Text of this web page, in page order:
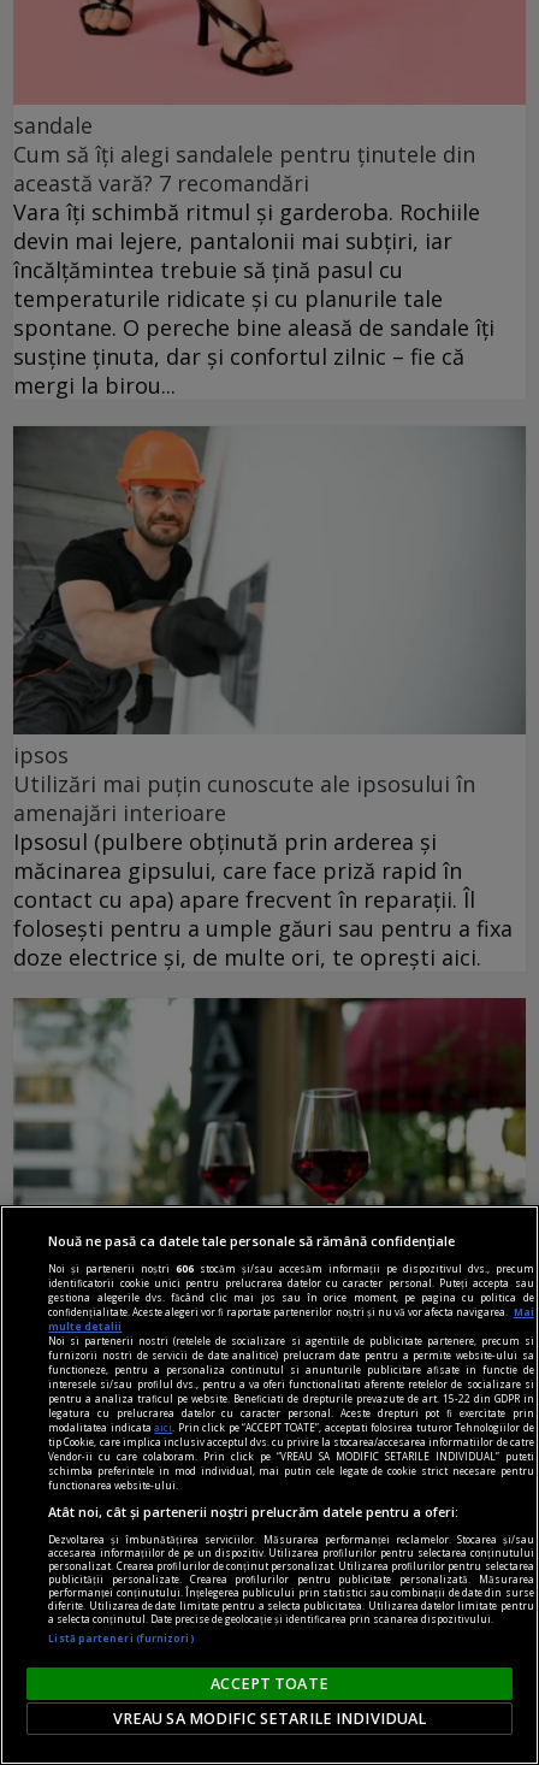
sandale
Cum să îți alegi sandalele pentru ținutele din
această vară? 7 recomandări
Vara îți schimbă ritmul și garderoba. Rochiile
devin mai lejere, pantalonii mai subțiri, iar
încălțămintea trebuie să țină pasul cu
temperaturile ridicate și cu planurile tale
spontane. O pereche bine aleasă de sandale îți
susține ținuta, dar și confortul zilnic – fie că
mergi la birou...
ipsos
Utilizări mai puțin cunoscute ale ipsosului în
amenajări interioare
Ipsosul (pulbere obținută prin arderea și
măcinarea gipsului, care face priză rapid în
contact cu apa) apare frecvent în reparații. Îl
folosești pentru a umple găuri sau pentru a fixa
doze electrice și, de multe ori, te oprești aici.
vinuri premium
Vinuri premium - selecții exclusiviste pentru
cunoscători
În lumea vinului, diferența dintre un produs
obișnuit și o experiență memorabilă este dată de
origine, rafinament și atenția la detalii. Pentru
cunoscători, alegerea nu se rezumă la o simplă
băutură, ci la o expresie a terroir-ului, a tradiției
și a măiestriei vinificatorului.
Nouă ne pasă ca datele tale personale să rămână confidențiale
Noi și partenerii noștri606 stocăm și/sau accesăm informații pe dispozitivul dvs., precum
identificatorii cookie unici pentru prelucrarea datelor cu caracter personal. Puteți accepta sau
gestiona alegerile dvs. făcând clic mai jos sau în orice moment, pe pagina cu politica de
confidențialitate. Aceste alegeri vor fi raportate partenerilor noștri și nu vă vor afecta navigarea.
Mai
multe detalii
Noi si partenerii nostri (retelele de socializare si agentiile de publicitate partenere, precum si
furnizorii nostri de servicii de date analitice) prelucram date pentru a permite website-ului sa
functioneze, pentru a personaliza continutul si anunturile publicitare afisate in functie de
interesele si/sau profilul dvs., pentru a va oferi functionalitati aferente retelelor de socializare si
pentru a analiza traficul pe website. Beneficiati de drepturile prevazute de art. 15-22 din GDPR in
legatura cu prelucrarea datelor cu caracter personal. Aceste drepturi pot fi exercitate prin
modalitatea indicataaici
. Prin click pe “ACCEPT TOATE”, acceptati folosirea tuturor Tehnologiilor de
tip Cookie, care implica inclusiv acceptul dvs. cu privire la stocarea/accesarea informatiilor de catre
Vendor-ii cu care colaboram. Prin click pe “VREAU SA MODIFIC SETARILE INDIVIDUAL” puteti
schimba preferintele in mod individual, mai putin cele legate de cookie strict necesare pentru
functionarea website-ului.
Atât noi, cât și partenerii noștri prelucrăm datele pentru a oferi:
Dezvoltarea și îmbunătățirea serviciilor. Măsurarea performanței reclamelor. Stocarea și/sau
accesarea informațiilor de pe un dispozitiv. Utilizarea profilurilor pentru selectarea conținutului
personalizat. Crearea profilurilor de conținut personalizat. Utilizarea profilurilor pentru selectarea
publicității personalizate. Crearea profilurilor pentru publicitate personalizată. Măsurarea
performanței conținutului. Înțelegerea publicului prin statistici sau combinații de date din surse
diferite. Utilizarea de date limitate pentru a selecta publicitatea. Utilizarea datelor limitate pentru
a selecta conținutul. Date precise de geolocație și identificarea prin scanarea dispozitivului.
Listă parteneri (furnizori)
ACCEPT TOATE
VREAU SA MODIFIC SETARILE INDIVIDUAL